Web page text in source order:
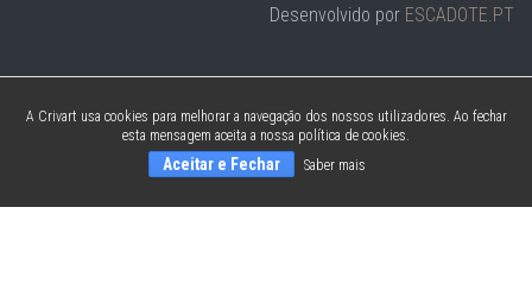
Desenvolvido por ESCADOTE.PT
A Crivart usa cookies para melhorar a navegação dos nossos utilizadores. Ao fechar
esta mensagem aceita a nossa política de cookies.
Aceitar e Fechar Saber mais